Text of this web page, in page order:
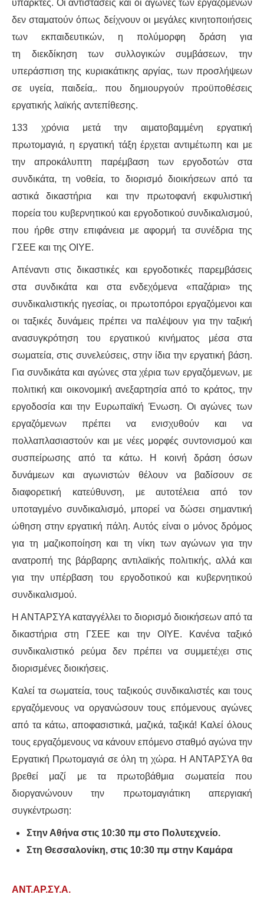
υπαρκτές. Οι αντιστάσεις και οι αγώνες των εργαζόμενων
δεν σταματούν όπως δείχνουν οι μεγάλες κινητοποιήσεις
των εκπαιδευτικών, η πολύμορφη δράση για
τη διεκδίκηση των συλλογικών συμβάσεων, την
υπεράσπιση της κυριακάτικης αργίας, των προσλήψεων
σε υγεία, παιδεία,. που δημιουργούν προϋποθέσεις
εργατικής λαϊκής αντεπίθεσης.
133 χρόνια μετά την αιματοβαμμένη εργατική
πρωτομαγιά, η εργατική τάξη έρχεται αντιμέτωπη και με
την απροκάλυπτη παρέμβαση των εργοδοτών στα
συνδικάτα, τη νοθεία, το διορισμό διοικήσεων από τα
αστικά δικαστήρια και την πρωτοφανή εκφυλιστική
πορεία του κυβερνητικού και εργοδοτικού συνδικαλισμού,
που ήρθε στην επιφάνεια με αφορμή τα συνέδρια της
ΓΣΕΕ και της ΟΙΥΕ.
Απέναντι στις δικαστικές και εργοδοτικές παρεμβάσεις
στα συνδικάτα και στα ενδεχόμενα «παζάρια» της
συνδικαλιστικής ηγεσίας, οι πρωτοπόροι εργαζόμενοι και
οι ταξικές δυνάμεις πρέπει να παλέψουν για την ταξική
ανασυγκρότηση του εργατικού κινήματος μέσα στα
σωματεία, στις συνελεύσεις, στην ίδια την εργατική βάση.
Για συνδικάτα και αγώνες στα χέρια των εργαζόμενων, με
πολιτική και οικονομική ανεξαρτησία από το κράτος, την
εργοδοσία και την Ευρωπαϊκή Ένωση. Οι αγώνες των
εργαζόμενων πρέπει να ενισχυθούν και να
πολλαπλασιαστούν και με νέες μορφές συντονισμού και
συσπείρωσης από τα κάτω. Η κοινή δράση όσων
δυνάμεων και αγωνιστών θέλουν να βαδίσουν σε
διαφορετική κατεύθυνση, με αυτοτέλεια από τον
υποταγμένο συνδικαλισμό, μπορεί να δώσει σημαντική
ώθηση στην εργατική πάλη. Αυτός είναι ο μόνος δρόμος
για τη μαζικοποίηση και τη νίκη των αγώνων για την
ανατροπή της βάρβαρης αντιλαϊκής πολιτικής, αλλά και
για την υπέρβαση του εργοδοτικού και κυβερνητικού
συνδικαλισμού.
Η ΑΝΤΑΡΣΥΑ καταγγέλλει το διορισμό διοικήσεων από τα
δικαστήρια στη ΓΣΕΕ και την ΟΙΥΕ. Κανένα ταξικό
συνδικαλιστικό ρεύμα δεν πρέπει να συμμετέχει στις
διορισμένες διοικήσεις.
Καλεί τα σωματεία, τους ταξικούς συνδικαλιστές και τους
εργαζόμενους να οργανώσουν τους επόμενους αγώνες
από τα κάτω, αποφασιστικά, μαζικά, ταξικά! Καλεί όλους
τους εργαζόμενους να κάνουν επόμενο σταθμό αγώνα την
Εργατική Πρωτομαγιά σε όλη τη χώρα. Η ΑΝΤΑΡΣΥΑ θα
βρεθεί μαζί με τα πρωτοβάθμια σωματεία που
διοργανώνουν την πρωτομαγιάτικη απεργιακή
συγκέντρωση:
Στην Αθήνα στις 10:30 πμ στο Πολυτεχνείο.
Στη Θεσσαλονίκη, στις 10:30 πμ στην Καμάρα
ΑΝΤ.ΑΡ.ΣΥ.Α.